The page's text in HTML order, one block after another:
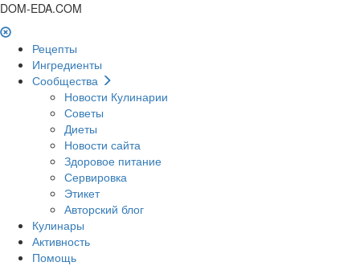
DOM-EDA.COM
Рецепты
Ингредиенты
Сообщества
Новости Кулинарии
Советы
Диеты
Новости сайта
Здоровое питание
Сервировка
Этикет
Авторский блог
Кулинары
Активность
Помощь